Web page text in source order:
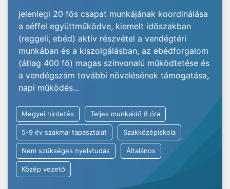
jelenlegi 20 fős csapat munkájának koordinálása
a séffel együttműködve, kiemelt időszakban
(reggeli, ebéd) aktív részvétel a vendégtéri
munkában és a kiszolgálásban, az ebédforgalom
(átlag 400 fő) magas színvonalú működtetése és
a vendégszám további növelésének támogatása,
napi működés...
Megyei hirdetés Teljes munkaidő 8 óra
5-9 év szakmai tapasztalat Szakközépiskola
Nem szükséges nyelvtudás Általános
Közép vezető